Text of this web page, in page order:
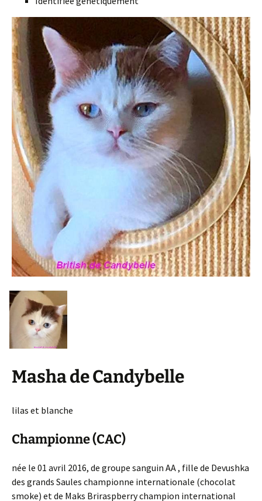
Masha de Candybelle
lilas et blanche
Championne (CAC)
née le 01 avril 2016, de groupe sanguin AA , fille de Devushka
des grands Saules championne internationale (chocolat
smoke) et de Maks Briraspberry champion international